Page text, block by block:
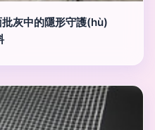
灰中的隱形守護(hù)